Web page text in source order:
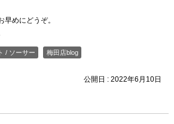
めにどうぞ。
/ ソーサー 梅田店blog
公開日 :2022年6月10日